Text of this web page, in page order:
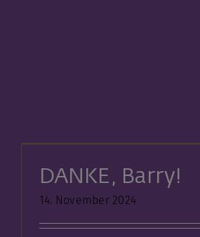
DANKE, Barry!
14. November 2024